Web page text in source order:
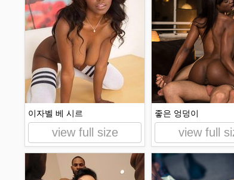
이자벨 베 시르
view full size
좋은 엉덩이
view full